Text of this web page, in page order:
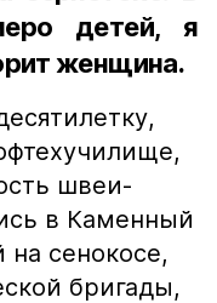
детей, я
женщина.
швеи-
в Каменный
на сенокосе,
бригады,